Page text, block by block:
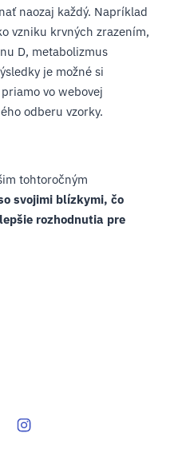
naozaj každý. Napríklad
vzniku krvných zrazením,
D, metabolizmus
je možné si
vo webovej
odberu vzorky.
tohtoročným
svojimi blízkymi, čo
rozhodnutia pre